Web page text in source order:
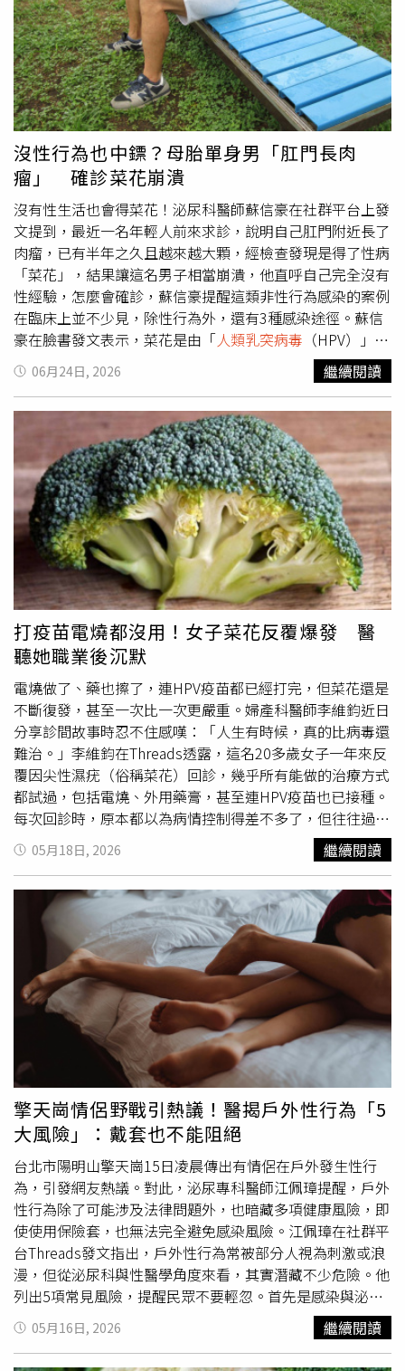
排斥移植器官，必須長期甚至終身使用免疫抑制藥物；癌症
患者接受化學治療或放射線治療時，也可能因治療影響骨髓
造血功能，使白血球數量降低。此外，長期使用類固醇或生
物製劑治療紅斑性狼瘡、類風濕性關節炎等自體免疫疾病，
也可能在抑制過度活躍免疫反應的同時，降低人體抵禦感染
的能力。除了疾病與藥物影響，生活型態與生理狀態也可能
影響免疫功能。呂謹亨提醒，長期處於高度壓力、慢性疲勞
或睡眠不足狀態，會使壓力荷爾蒙皮質醇長時間升高，進而
抑制免疫反應。懷孕期間，女性免疫系統也會自然調整，以
避免將胎兒視為外來物而排斥，因此部分感染風險可能增
加。另外，隨著年齡老化，人體免疫系統反應速度與製造抗
體的能力也會逐漸下降。呂謹亨表示，當免疫防護能力降低
時，部分性傳染病可能會呈現更加嚴重的症狀。除了HPV之
外，單純皰疹病毒（HSV）、梅毒、念珠菌感染，以及B
型、C型肝炎病毒，都可能因免疫狀態惡化而加重。在 人類
乳突病毒方面，健康免疫系統通常能在1至2年內清除大部分
HPV感染，但免疫低下患者可能無法有效控制病毒，導致巨
大、多發性的尖銳濕疣，且對冷凍治療或藥物治療反應較
差。更需要注意的是，部分高危險型HPV若長期持續感染，
可能提高子宮頸癌、陰莖癌及肛門癌等癌症風險。呂謹亨提
醒，HPV是少數具有疫苗可以預防的性傳染病之一，而且
HPV感染並不一定只來自性行為，日常環境中也可能接觸病
毒，因此民眾應重視HPV疫苗接種。至於單純皰疹病毒，感
染後會長期潛伏於人體神經節內，免疫力正常時通常維持休
眠狀態，但當身體抵抗力下降，例如長期熬夜、過度疲勞
時，病毒可能再次活化，引發更頻繁、更嚴重的生殖器皰
疹，包括範圍更大的水泡、較深的潰瘍、更劇烈的疼痛，以
及延長傷口癒合時間。梅毒則是另一種需要注意的感染。呂
謹亨指出，梅毒由梅毒螺旋體引起，在HIV感染者或嚴重免
疫缺陷患者身上，疾病進程可能明顯加快。原本可能需要多
年甚至數十年才會發展的神經性梅毒，可能在免疫低下患者
身上於較短時間內發生，甚至影響大腦與脊髓，造成失明、
神經功能障礙或認知問題。此外，念珠菌感染雖然不完全屬
於性病，因為念珠菌本來就少量存在於人體皮膚與黏膜，但
在性接觸過程中可能互相傳遞。當免疫力下降或長期使用抗
生素破壞正常菌叢平衡時，念珠菌可能大量增生，引發嚴重
生殖器感染，造成搔癢、紅腫、乳酪狀分泌物，並容易反覆
發作。B型肝炎病毒（HBV）與C型肝炎病毒（HCV）同樣
可能透過體液與性行為傳播。呂謹亨表示，如果患者同時存
在免疫低下，例如正在接受癌症治療，原本受到控制或潛伏
在肝臟內的病毒可能重新活化，造成病毒量快速增加，甚至
引發嚴重肝炎。呂謹亨最後強調，預防性傳染病除了全程正
確使用保險套之外，維持良好的免疫功能也是重要防線。尤
其HPV是少數能透過疫苗降低感染風險的性傳染病，民眾應
提高接種意識。他也提醒，如果發現自己出現反覆發作、長
時間無法治癒的生殖器或泌尿道感染，不應只當作單純感染
處理，而應主動尋求醫師評估，確認是否背後存在免疫功能
下降等更深層原因。
相當低，約僅0.01％，真正較需要注意的是共用洗衣桶、毛
巾等直接接觸物品。此外，衛生福利部國民健康署也提醒，
人類乳突病毒（HPV）是造成菜花的主要原因之一，接種
HPV疫苗除了可降低感染菜花風險，也有助預防子宮頸癌、
口咽癌、肛門癌及其他與HPV相關癌症，符合資格民眾可依
建議完成疫苗接種，提升保護力。
沒性行為也中鏢？母胎單身男「肛門長肉
瘤」 確診菜花崩潰
沒有性生活也會得菜花！泌尿科醫師蘇信豪在社群平台上發
文提到，最近一名年輕人前來求診，說明自己肛門附近長了
肉瘤，已有半年之久且越來越大顆，經檢查發現是得了性病
「菜花」，結果讓這名男子相當崩潰，他直呼自己完全沒有
性經驗，怎麼會確診，蘇信豪提醒這類非性行為感染的案例
在臨床上並不少見，除性行為外，還有3種感染途徑。蘇信
豪在臉書發文表示，菜花是由「人類乳突病毒 （HPV）」引
起的。雖然高達9成以上是透過性行為傳染，但在某些特定
條件下，「間接接觸」依舊有感染風險，分成以下3種：1.
公共場所的溫床HPV病毒喜歡潮濕、溫暖的環境。在三溫
暖、溫泉、游泳池或健身房更衣室中，如果私密處或臀部剛
好有微小傷口，又直接坐在帶有病毒的公共座椅或地板上，
就有可能中鏢。2.自體傳染手部如果不小心沾染到環境中的
病毒，在沒有洗手的情況下就去觸摸自己的生殖器或肛門，
也可能把病毒帶過去。3.共用貼身物品和他人共用沒有徹底
清潔的毛巾、浴巾、內褲或刮鬍刀。蘇信豪指出若要避免間
接感染，在去三溫暖、溫泉或健身房等場所時，坐下前務必
墊上自己乾淨的毛巾。再來上廁所前、洗澡時，觸碰私密處
前請記得先洗手，另外，浴巾、刮鬍刀等貼身物品請各自使
用，最後私密處如果有破皮或毛囊炎，要特別注意清潔，避
免成為病毒入侵的破口。蘇信豪提醒HPV感染不等於私生活
混亂，「它就像感冒病毒一樣，只要有黏膜接觸就有風險。
為了保護自己與愛人，強烈建議男女雙方都要盡早施打HPV
疫苗」。
06月24日, 2026 繼續閱讀
打疫苗電燒都沒用！女子菜花反覆爆發 醫
聽她職業後沉默
電燒做了、藥也擦了，連HPV疫苗都已經打完，但菜花還是
不斷復發，甚至一次比一次更嚴重。婦產科醫師李維鈞近日
分享診間故事時忍不住感嘆：「人生有時候，真的比病毒還
難治。」李維鈞在Threads透露，這名20多歲女子一年來反
覆因尖性濕疣（俗稱菜花）回診，幾乎所有能做的治療方式
都試過，包括電燒、外用藥膏，甚至連HPV疫苗也已接種。
每次回診時，原本都以為病情控制得差不多了，但往往過沒
兩、三個月，女子又會默默坐回診間，低聲說一句：「醫
生……又長了。」有時情況甚至比之前更嚴重，不只是零星
幾顆，而是整片冒出來，讓醫師形容幾乎是「滿坑滿谷」。
李維鈞坦言，其實自己心裡大概知道原因，「如果生活環境
沒有改變，病毒就很難真正遠離。」後來女子也坦白，自己
從事特殊行業。對此，李維鈞並沒有責怪她，而是很認真地
勸她：「妳還年輕，如果有機會，還是慢慢想辦法換個工作
吧，這樣反覆感染下去，對身體真的不好。」沒想到女子聽
完後，只是露出苦笑回應：「我知道……可是有些事情，不
是想換就能立刻換。」短短一句話，也讓診間瞬間安靜了幾
秒。李維鈞感嘆，當婦產科醫師久了之後，會慢慢發現，醫
學很多時候只能處理「疾病」，卻不一定能處理一個人的人
生與現實處境。他無奈表示：「有時候醫得了病毒，卻醫不
了人生。」醫師也提醒，尖性濕疣是由人類乳突病毒
（HPV）感染所引起，即使接種疫苗，也無法百分之百避免
感染，只能降低部分高風險型別與復發機率。若長期處於高
風險接觸環境，感染與反覆復發機率仍相對較高。此外，若
私密處出現異常突起、顆粒、搔癢或反覆復發情況，應儘早
就醫檢查，以免延誤治療。
05月18日, 2026 繼續閱讀
擎天崗情侶野戰引熱議！醫揭戶外性行為「5
大風險」：戴套也不能阻絕
台北市陽明山擎天崗15日凌晨傳出有情侶在戶外發生性行
為，引發網友熱議。對此，泌尿專科醫師江佩璋提醒，戶外
性行為除了可能涉及法律問題外，也暗藏多項健康風險，即
使使用保險套，也無法完全避免感染風險。江佩璋在社群平
台Threads發文指出，戶外性行為常被部分人視為刺激或浪
漫，但從泌尿科與性醫學角度來看，其實潛藏不少危險。他
列出5項常見風險，提醒民眾不要輕忽。首先是感染與泌尿
道風險。江佩璋表示，戶外環境可能接觸到土壤、沙粒、植
物、昆蟲或其他異物，若生殖器、尿道口或外陰部直接接
05月16日, 2026 繼續閱讀